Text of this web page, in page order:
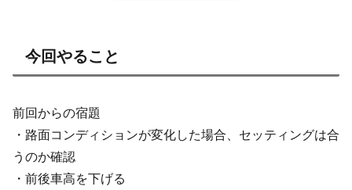
今回やること
前回からの宿題
・路面コンディションが変化した場合、セッティングは合
うのか確認
・前後車高を下げる